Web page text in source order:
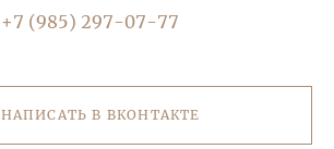
+7 (985) 297-07-77
НАПИСАТЬ В ВКОНТАКТЕ